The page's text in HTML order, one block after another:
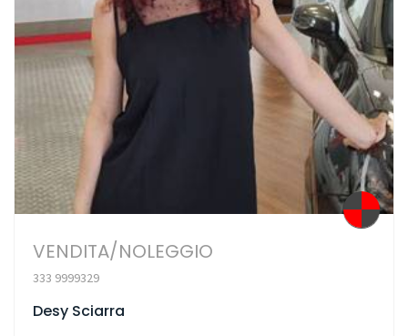
VENDITA/NOLEGGIO
333 9999329
Desy Sciarra